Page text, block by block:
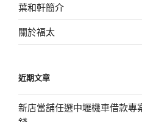
葉和軒簡介
關於福太
近期文章
新店當舖任選中壢機車借款專